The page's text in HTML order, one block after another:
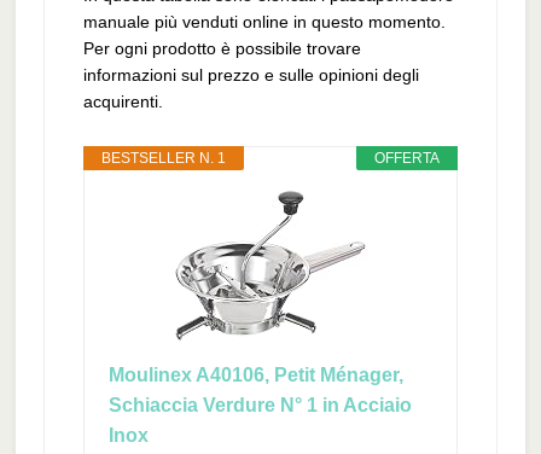
manuale più venduti online in questo momento.
Per ogni prodotto è possibile trovare
informazioni sul prezzo e sulle opinioni degli
acquirenti.
OFFERTA
BESTSELLER N. 1
Moulinex A40106, Petit Ménager,
Schiaccia Verdure N° 1 in Acciaio
Inox